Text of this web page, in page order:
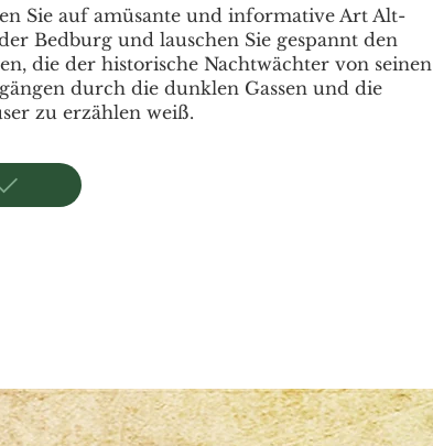
Sie auf amüsante und informative Art Alt-
Bedburg und lauschen Sie gespannt den
die der historische Nachtwächter von seinen
durch die dunklen Gassen und die
zu erzählen weiß.